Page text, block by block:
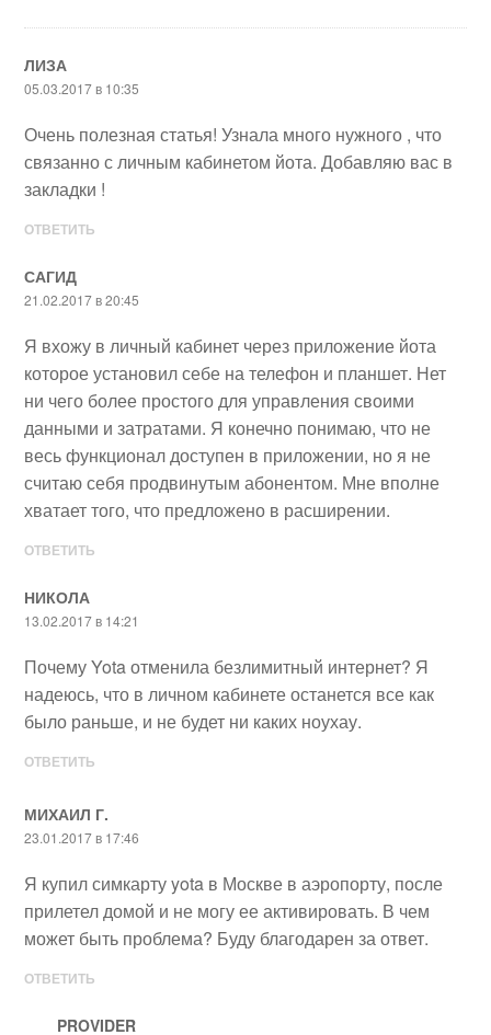
ЛИЗА
05.03.2017 в 10:35
Очень полезная статья! Узнала много нужного , что
связанно с личным кабинетом йота. Добавляю вас в
закладки !
ОТВЕТИТЬ
САГИД
21.02.2017 в 20:45
Я вхожу в личный кабинет через приложение йота
которое установил себе на телефон и планшет. Нет
ни чего более простого для управления своими
данными и затратами. Я конечно понимаю, что не
весь функционал доступен в приложении, но я не
считаю себя продвинутым абонентом. Мне вполне
хватает того, что предложено в расширении.
ОТВЕТИТЬ
НИКОЛА
13.02.2017 в 14:21
Почему Yota отменила безлимитный интернет? Я
надеюсь, что в личном кабинете останется все как
было раньше, и не будет ни каких ноухау.
ОТВЕТИТЬ
МИХАИЛ Г.
23.01.2017 в 17:46
Я купил симкарту yota в Москве в аэропорту, после
прилетел домой и не могу ее активировать. В чем
может быть проблема? Буду благодарен за ответ.
ОТВЕТИТЬ
PROVIDER